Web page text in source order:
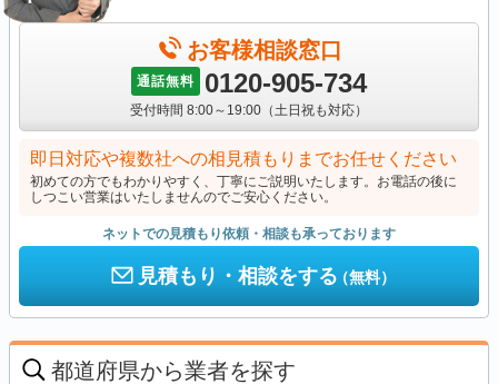
お客様相談窓口
通話無料 0120-905-734
受付時間 8:00～19:00（土日祝も対応）
即日対応や複数社への相見積もりまでお任せください
初めての方でもわかりやすく、丁寧にご説明いたします。お電話の後に
しつこい営業はいたしませんのでご安心ください。
ネットでの見積もり依頼・相談も承っております
見積もり・相談をする（無料）
都道府県から業者を探す